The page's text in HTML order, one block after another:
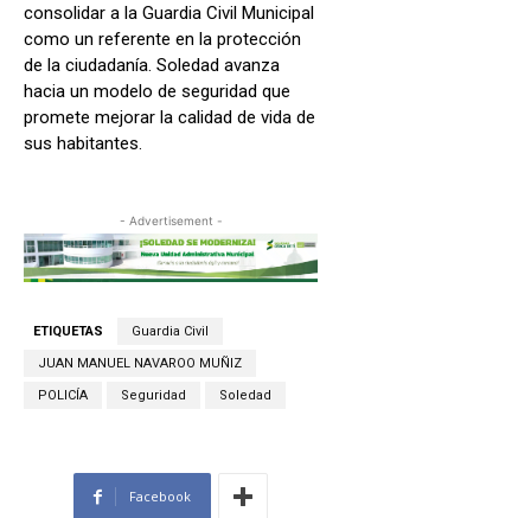
consolidar a la Guardia Civil Municipal
como un referente en la protección
de la ciudadanía. Soledad avanza
hacia un modelo de seguridad que
promete mejorar la calidad de vida de
sus habitantes.
- Advertisement -
ETIQUETAS Guardia Civil
JUAN MANUEL NAVAROO MUÑIZ
POLICÍA Seguridad Soledad
Facebook